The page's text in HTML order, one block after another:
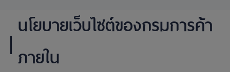
นโยบายเว็บไซต์ของกรมการค้า
ภายใน